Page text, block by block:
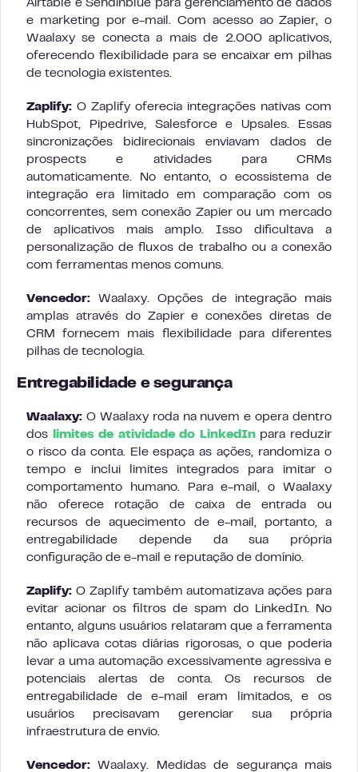
Airtable e Sendinblue para gerenciamento de dados
e marketing por e-mail. Com acesso ao Zapier, o
Waalaxy se conecta a mais de 2.000 aplicativos,
oferecendo flexibilidade para se encaixar em pilhas
de tecnologia existentes.
Zaplify: O Zaplify oferecia integrações nativas com
HubSpot, Pipedrive, Salesforce e Upsales. Essas
sincronizações bidirecionais enviavam dados de
prospects e atividades para CRMs
automaticamente. No entanto, o ecossistema de
integração era limitado em comparação com os
concorrentes, sem conexão Zapier ou um mercado
de aplicativos mais amplo. Isso dificultava a
personalização de fluxos de trabalho ou a conexão
com ferramentas menos comuns.
Vencedor: Waalaxy. Opções de integração mais
amplas através do Zapier e conexões diretas de
CRM fornecem mais flexibilidade para diferentes
pilhas de tecnologia.
Entregabilidade e segurança
Waalaxy: O Waalaxy roda na nuvem e opera dentro
dos
limites de atividade do LinkedInpara reduzir
o risco da conta. Ele espaça as ações, randomiza o
tempo e inclui limites integrados para imitar o
comportamento humano. Para e-mail, o Waalaxy
não oferece rotação de caixa de entrada ou
recursos de aquecimento de e-mail, portanto, a
entregabilidade depende da sua própria
configuração de e-mail e reputação de domínio.
Zaplify: O Zaplify também automatizava ações para
evitar acionar os filtros de spam do LinkedIn. No
entanto, alguns usuários relataram que a ferramenta
não aplicava cotas diárias rigorosas, o que poderia
levar a uma automação excessivamente agressiva e
potenciais alertas de conta. Os recursos de
entregabilidade de e-mail eram limitados, e os
usuários precisavam gerenciar sua própria
infraestrutura de envio.
Vencedor: Waalaxy. Medidas de segurança mais